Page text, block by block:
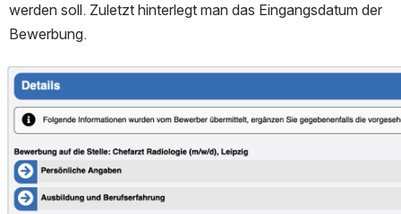
werden soll. Zuletzt hinterlegt man das Eingangsdatum der
Bewerbung.
Open